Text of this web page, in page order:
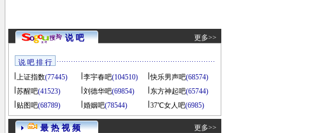
说 吧 更多>>
说 吧 排 行
上证指数(77445) 李宇春吧(104510) 快乐男声吧(68574)
苏醒吧(41523) 刘德华吧(69854) 东方神起吧(65744)
贴图吧(68789) 婚姻吧(78544) 37℃女人吧(6985)
最 热 视 频 更多>>